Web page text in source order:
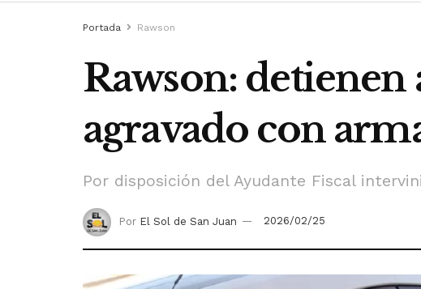
Portada Rawson
Rawson:
agravado con
Por disposición del Ayudante Fiscal
Por El Sol de San Juan 2026/02/25